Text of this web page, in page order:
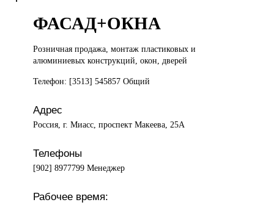
ФАСАД+ОКНА
Розничная продажа,монтаж пластиковых и
алюминиевых конструкций, окон, дверей
Телефон: [3513] 545857 Общий
Адрес
Россия, г. Миасс, проспект Макеева, 25А
Телефоны
[902] 8977799 Менеджер
Рабочее время: